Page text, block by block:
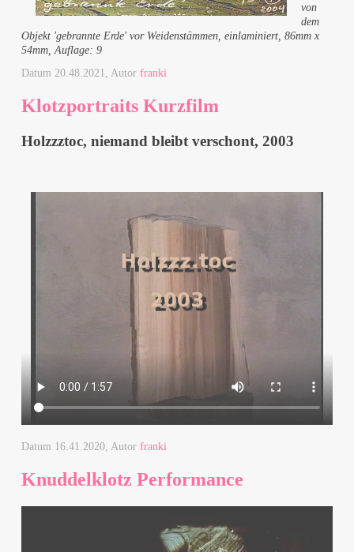
von
dem
Objekt 'gebrannte Erde' vor Weidenstämmen, einlaminiert, 86mm x
54mm, Auflage: 9
Datum20.48.2021, Autorfranki
Klotzportraits Kurzfilm
Holzzztoc, niemand bleibt verschont, 2003
Datum 16.41.2020, Autorfranki
Knuddelklotz Performance